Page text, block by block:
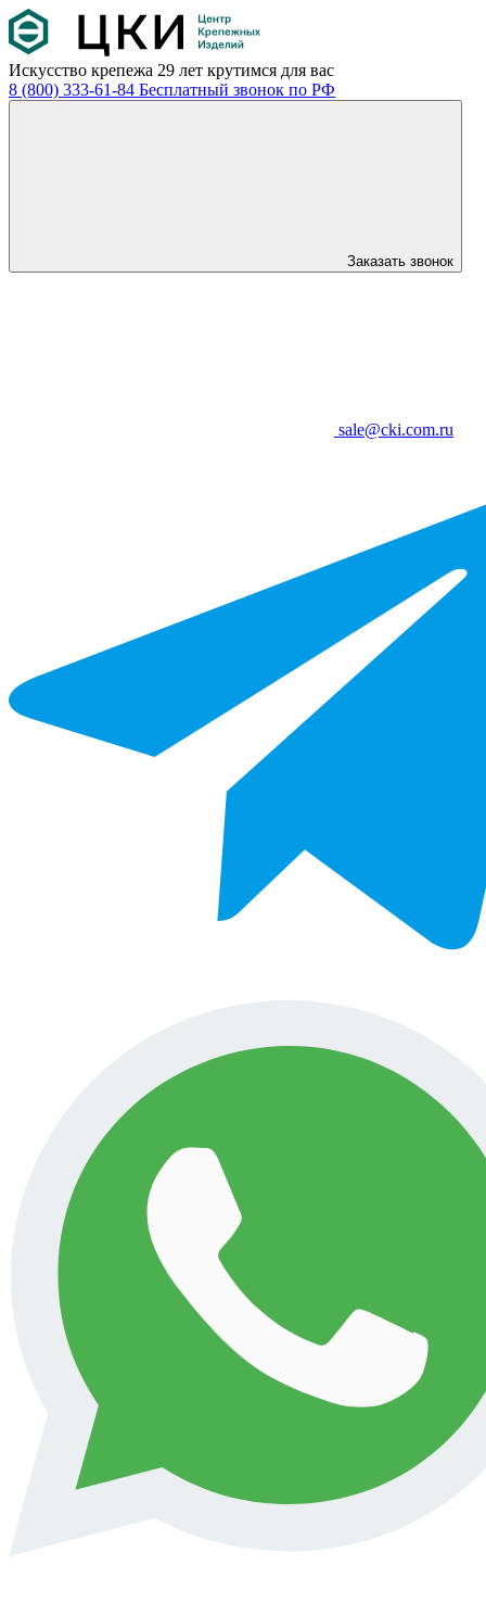
Искусство крепежа 29 лет крутимся для вас
8 (800) 333-61-84 Бесплатный звонок по РФ
Заказать звонок
sale@cki.com.ru